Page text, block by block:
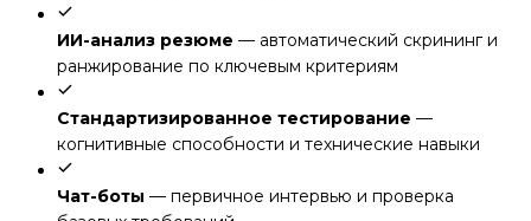
ИИ-анализ резюме — автоматический скрининг и
ранжирование по ключевым критериям
Стандартизированное тестирование —
когнитивные способности и технические навыки
Чат-боты — первичное интервью и проверка